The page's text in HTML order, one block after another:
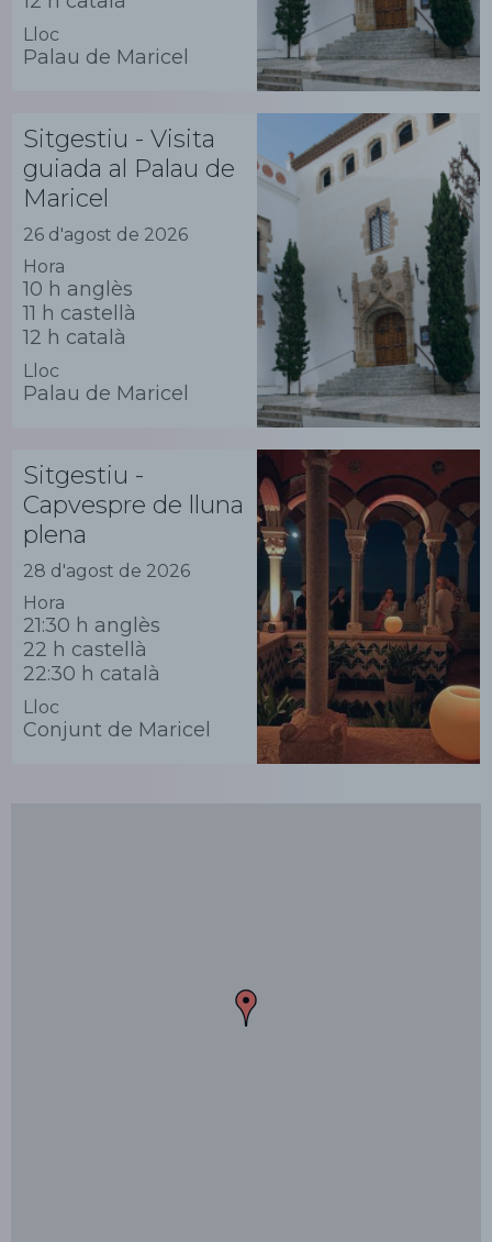
Lloc
Palau de Maricel
Sitgestiu - Visita
guiada al Palau de
Maricel
26 d'agost de 2026
Hora
10 h anglès
11 h castellà
12 h català
Lloc
Palau de Maricel
Sitgestiu -
Capvespre de lluna
plena
28 d'agost de 2026
Hora
21:30 h anglès
22 h castellà
22:30 h català
Lloc
Conjunt de Maricel